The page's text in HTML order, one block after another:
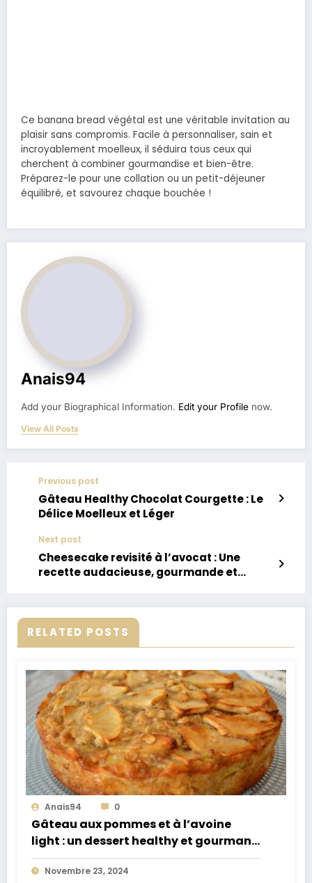
Ce banana bread végétal est une véritable invitation au
plaisir sans compromis. Facile à personnaliser, sain et
incroyablement moelleux, il séduira tous ceux qui
cherchent à combiner gourmandise et bien-être.
Préparez-le pour une collation ou un petit-déjeuner
équilibré, et savourez chaque bouchée !
Anais94
Add your Biographical Information. Edit your Profile now.
View All Posts
Previous post
Gâteau Healthy Chocolat Courgette : Le
Délice Moelleux et Léger
Next post
Cheesecake revisité à l’avocat : Une
recette audacieuse, gourmande et
RELATED POSTS
Anais94 0
Gâteau aux pommes et à l’avoine
light : un dessert healthy et gourmand
pour toutes les occasions
Novembre 23, 2024